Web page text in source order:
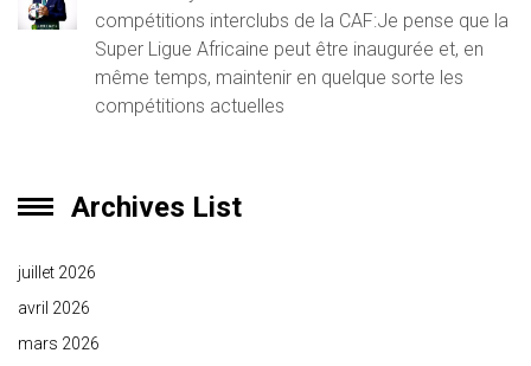
compétitions interclubs de la CAF:Je pense que la
Super Ligue Africaine peut être inaugurée et, en
même temps, maintenir en quelque sorte les
compétitions actuelles
Archives List
juillet 2026
avril 2026
mars 2026